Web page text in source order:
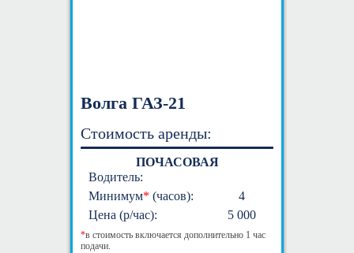
Волга ГАЗ-21
Стоимость аренды:
ПОЧАСОВАЯ
Водитель:
Минимум* (часов):
4
Цена (р/час):
5 000
*в стоимость включается дополнительно 1 час
подачи.